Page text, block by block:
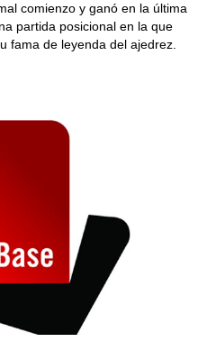
comienzo y ganó en la última
partida posicional en la que
fama de leyenda del ajedrez.